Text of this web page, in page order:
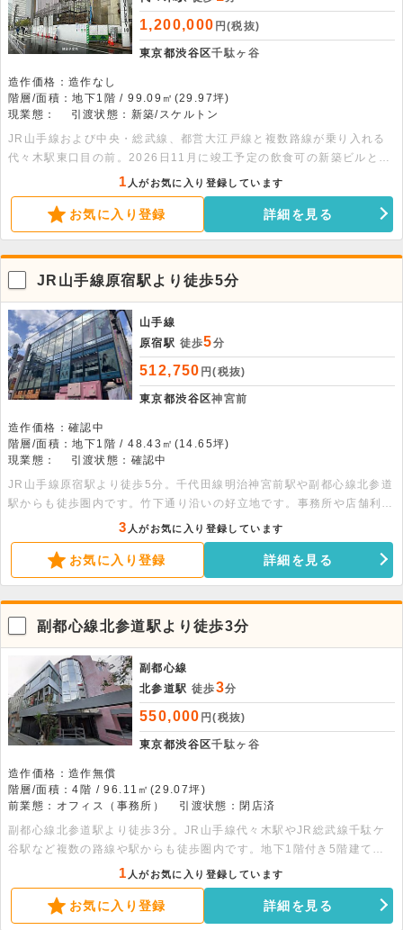
1,200,000 円(税抜)
東京都渋谷区千駄ヶ谷
造作価格：造作なし
階層/面積：地下1階 / 99.09㎡(29.97坪)
現業態：
引渡状態：新築/スケルトン
JR山手線および中央・総武線、都営大江戸線と複数路線が乗り入れる
代々木駅東口目の前。2026日11月に竣工予定の飲食可の新築ビルとな
ります。周辺には人気店やほぼ新宿のれん街があり、繁華街として近年
注目されている人気エリアになります。また周辺にはNTTドコモ代々木
ビルやリンクスクエア新宿といった高層ビルが多く立地しているととも
に、新宿高島屋などの大型商業施設へも徒歩圏内であるため、ビジネス
マンや観光客といった幅広い客層の集客が期待できます。ビル前面に看
板を出せるため、視認性も良好です。なかなか出ない好立地の物件とな
りますので、お早めにお問い合わせください。
1 人がお気に入り登録しています
お気に入り登録 詳細を見る
JR山手線原宿駅より徒歩5分
山手線
原宿駅 徒歩5分
512,750 円(税抜)
東京都渋谷区神宮前
造作価格：確認中
階層/面積：地下1階 / 48.43㎡(14.65坪)
現業態：
引渡状態：確認中
JR山手線原宿駅より徒歩5分。千代田線明治神宮前駅や副都心線北参道
駅からも徒歩圏内です。竹下通り沿いの好立地です。事務所や店舗利用
が可能です。共用設備にメールボックスがあります。エアコンや照明は
残置物となります。
3 人がお気に入り登録しています
お気に入り登録 詳細を見る
副都心線北参道駅より徒歩3分
副都心線
北参道駅 徒歩3分
550,000 円(税抜)
東京都渋谷区千駄ヶ谷
造作価格：造作無償
階層/面積：4階 / 96.11㎡(29.07坪)
前業態：オフィス（事務所）
引渡状態：閉店済
副都心線北参道駅より徒歩3分。JR山手線代々木駅やJR総武線千駄ケ
谷駅など複数の路線や駅からも徒歩圏内です。地下1階付き5階建ての
建物の4階部分、1フロア1テナントの貸事務所です。
1 人がお気に入り登録しています
お気に入り登録 詳細を見る